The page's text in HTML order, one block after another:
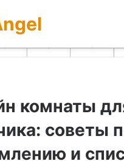
комнаты
советы
и